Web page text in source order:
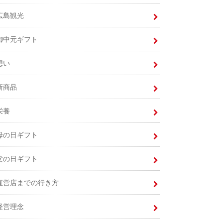
島観光
中元ギフト
い
商品
養
の日ギフト
の日ギフト
営店までの行き方
営理念